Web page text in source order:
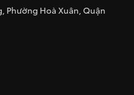
Phường Hoà Xuân, Quận